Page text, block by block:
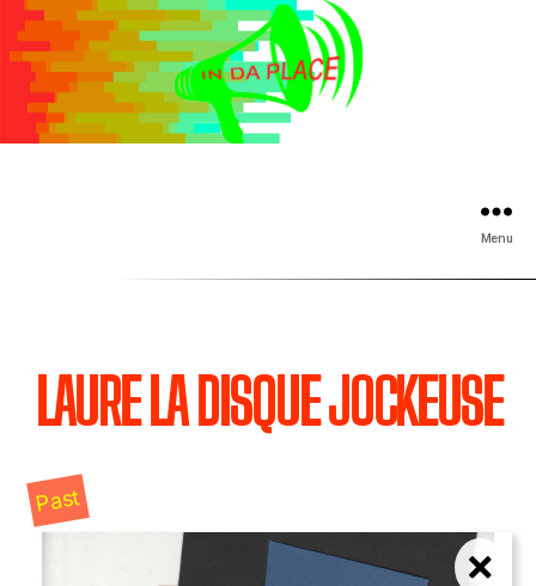
Menu
LAURE LA DISQUE JOCKEUSE
Past